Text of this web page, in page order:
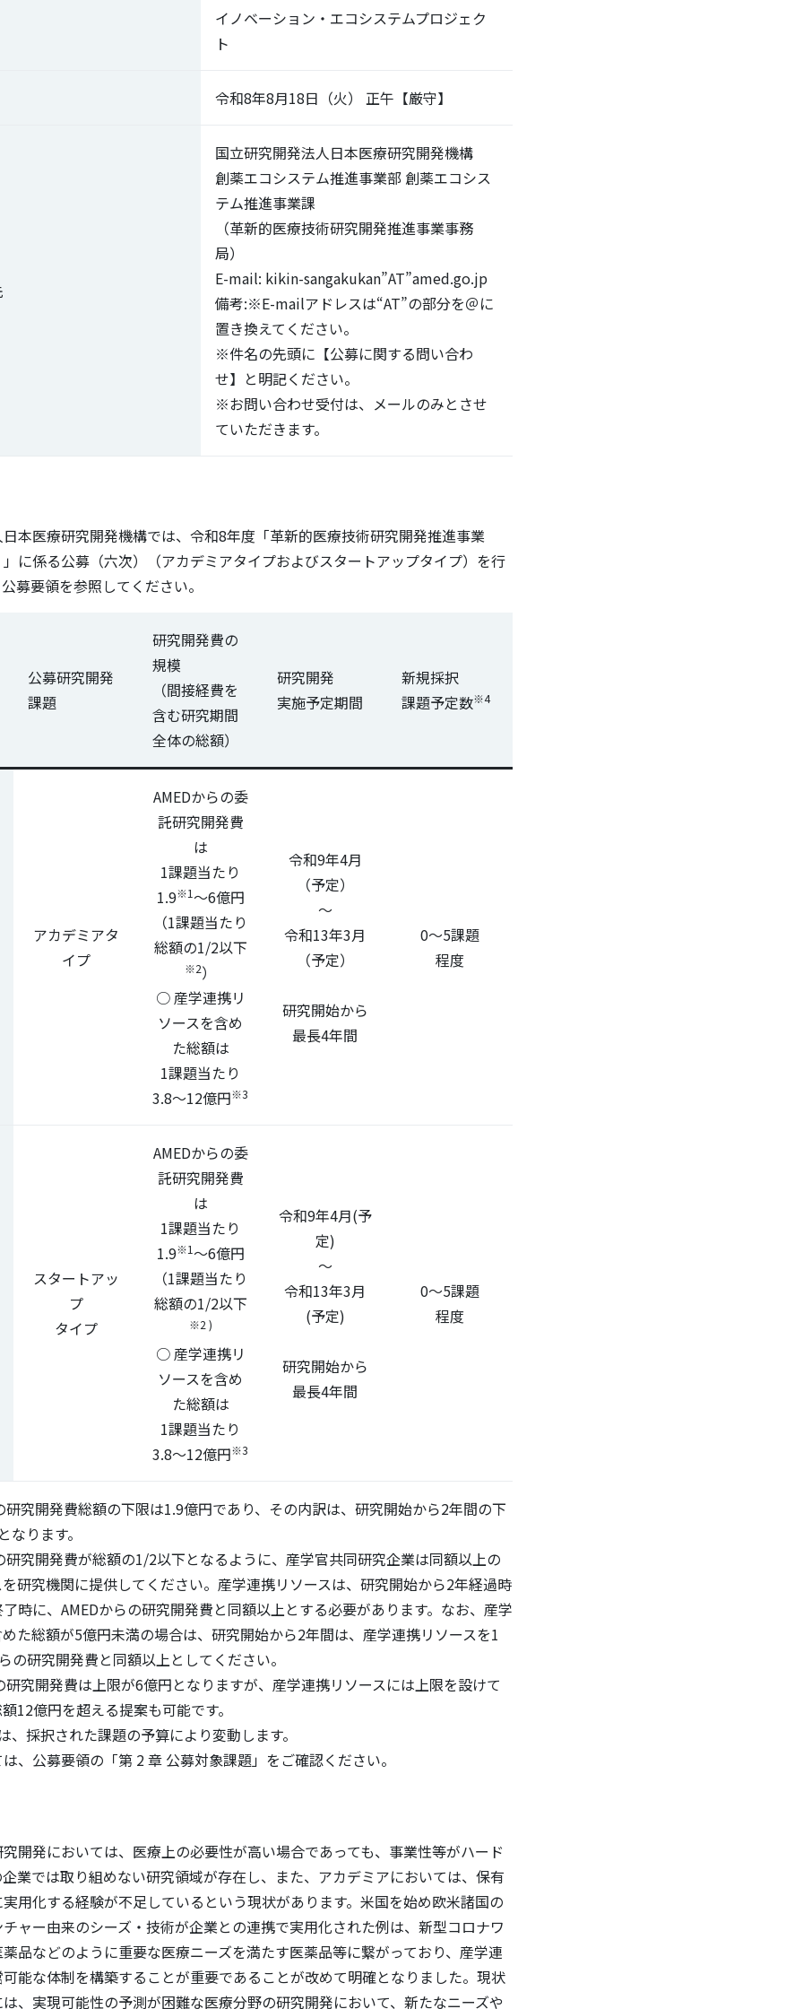
イノベーション・エコシステムプロジェク
ト
令和8年8月18日（火） 正午【厳守】
国立研究開発法人日本医療研究開発機構
創薬エコシステム推進事業部 創薬エコシス
テム推進事業課
（革新的医療技術研究開発推進事業事務
局）
E-mail: kikin-sangakukan”AT”amed.go.jp
備考:※E-mailアドレスは“AT”の部分を＠に
置き換えてください。
※件名の先頭に【公募に関する問い合わ
せ】と明記ください。
※お問い合わせ受付は、メールのみとさせ
ていただきます。
本医療研究開発機構では、令和8年度「革新的医療技術研究開発推進事業
に係る公募（六次）（アカデミアタイプおよびスタートアップタイプ）を行
募要領を参照してください。
公募研究開発
課題
研究開発費の
規模
（間接経費を
含む研究期間
全体の総額）
研究開発
実施予定期間
新規採択
課題予定数※4
アカデミアタ
イプ
AMEDからの委
託研究開発費
は
1課題当たり
1.9※1 ～6億円
（1課題当たり
総額の1/2以下
※2）
○ 産学連携リ
ソースを含め
た総額は
1課題当たり
3.8～12億円※3
令和9年4月
（予定）
～
令和13年3月
（予定）
研究開始から
最長4年間
0～5課題
程度
スタートアッ
プ
タイプ
AMEDからの委
託研究開発費
は
1課題当たり
1.9※1 ～6億円
（1課題当たり
総額の1/2以下
※2 )
○ 産学連携リ
ソースを含め
た総額は
1課題当たり
3.8～12億円※3
令和9年4月(予
定)
～
令和13年3月
(予定)
研究開始から
最長4年間
0～5課題
程度
究開発費総額の下限は1.9億円であり、その内訳は、研究開始から2年間の下
ります。
究開発費が総額の1/2以下となるように、産学官共同研究企業は同額以上の
研究機関に提供してください。産学連携リソースは、研究開始から2年経過時
時に、AMEDからの研究開発費と同額以上とする必要があります。なお、産学
た総額が5億円未満の場合は、研究開始から2年間は、産学連携リソースを1
の研究開発費と同額以上としてください。
究開発費は上限が6億円となりますが、産学連携リソースには上限を設けて
12億円を超える提案も可能です。
採択された課題の予算により変動します。
、公募要領の「第 2 章 公募対象課題」をご確認ください。
開発においては、医療上の必要性が高い場合であっても、事業性等がハード
業では取り組めない研究領域が存在し、また、アカデミアにおいては、保有
用化する経験が不足しているという現状があります。米国を始め欧米諸国の
ャー由来のシーズ・技術が企業との連携で実用化された例は、新型コロナワ
品などのように重要な医療ニーズを満たす医薬品等に繋がっており、産学連
能な体制を構築することが重要であることが改めて明確となりました。現状
、実現可能性の予測が困難な医療分野の研究開発において、新たなニーズや